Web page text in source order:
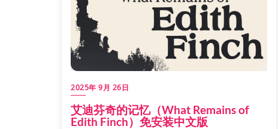
2025年 9月 26日
艾迪芬奇的记忆（What Remains of
Edith Finch）免安装中文版